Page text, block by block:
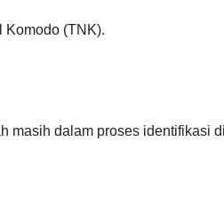
Komodo (TNK).
masih dalam proses identifikasi